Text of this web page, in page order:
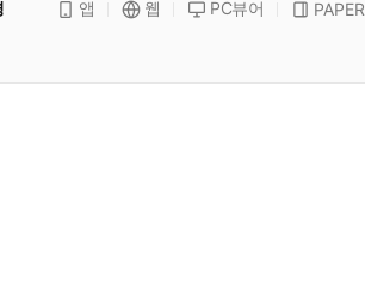
앱 웹 PC뷰어 PAPER